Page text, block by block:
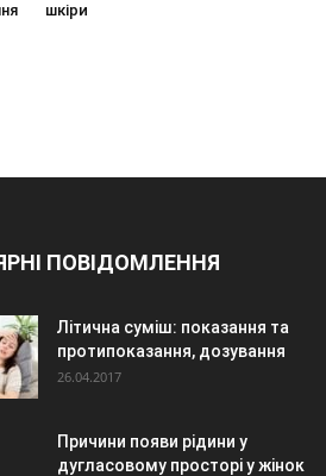
шкіри
ПОВІДОМЛЕННЯ
Літична суміш: показання та
протипоказання, дозування
26.04.2017
Причини появи рідини у
дугласовому просторі у жінок